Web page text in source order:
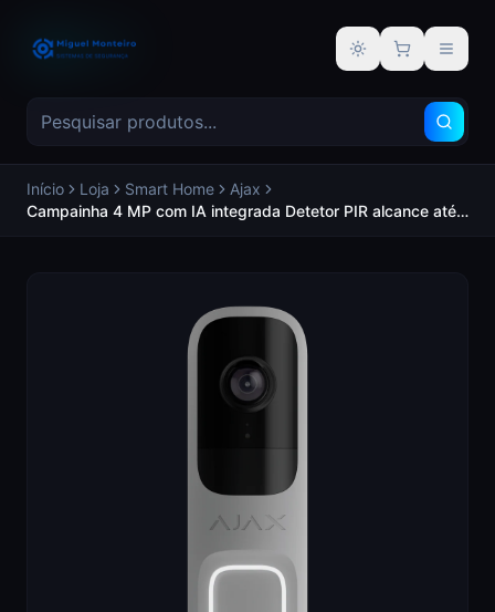
Alternar tema
Início Loja Smart Home
Ajax
Campainha 4 MP com IA integrada Detetor PIR alcance até